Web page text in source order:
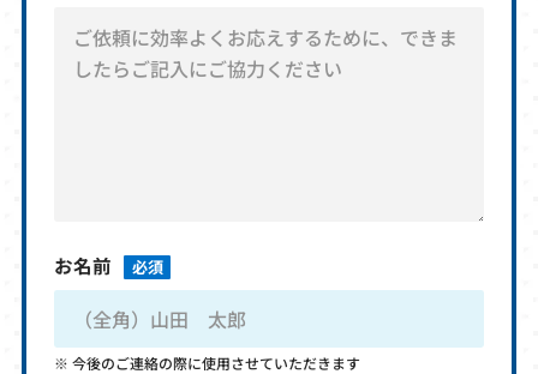
お名前 必須
今後のご連絡の際に使用させていただきます